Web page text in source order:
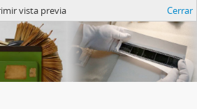
vista previa Cerrar